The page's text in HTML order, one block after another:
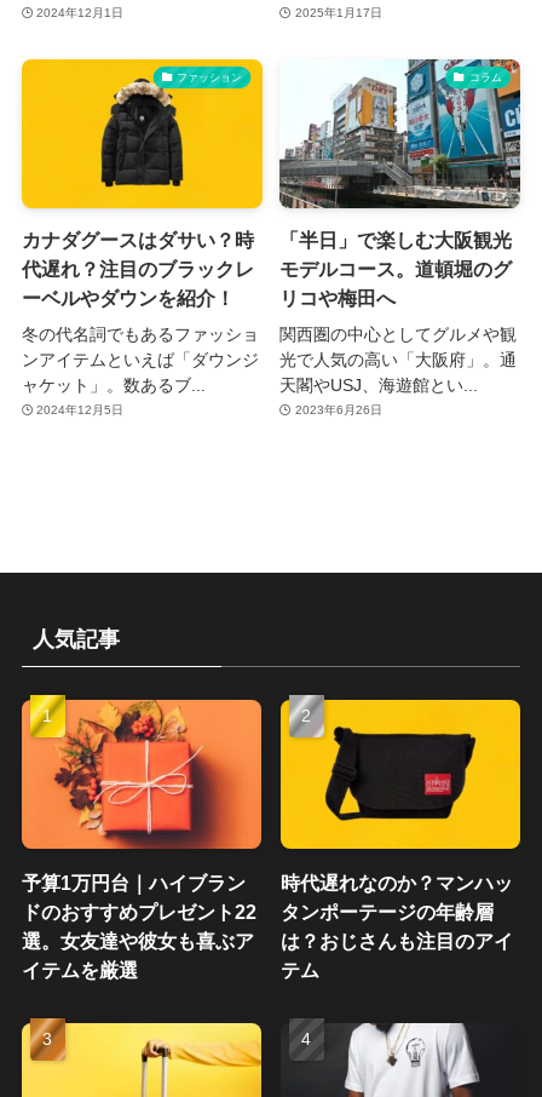
2024年12月1日 2025年1月17日
ファッション
カナダグースはダサい？時
代遅れ？注目のブラックレ
ーベルやダウンを紹介！
冬の代名詞でもあるファッショ
ンアイテムといえば「ダウンジ
ャケット」。数あるブ...
2024年12月5日
コラム
「半日」で楽しむ大阪観光
モデルコース。道頓堀のグ
リコや梅田へ
関西圏の中心としてグルメや観
光で人気の高い「大阪府」。通
天閣やUSJ、海遊館とい...
2023年6月26日
人気記事
予算1万円台｜ハイブラン
ドのおすすめプレゼント22
選。女友達や彼女も喜ぶア
イテムを厳選
時代遅れなのか？マンハッ
タンポーテージの年齢層
は？おじさんも注目のアイ
テム